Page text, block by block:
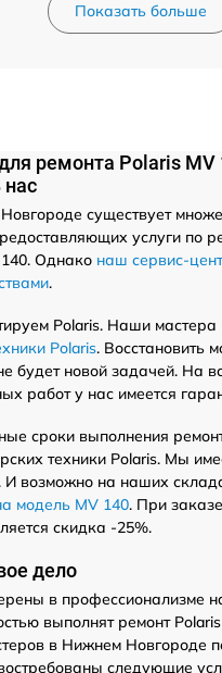
Показать больше
ремонта Polaris MV
нас
существует
услуги по
Однако наш сервис-
.
Polaris. Наши мастера
Polaris. Восстановить
будет новой задачей. На
работ у нас имеется
сроки выполнения
техники Polaris. Мы
И возможно на наших
модель MV 140. При
скидка -25%.
дело
в профессионализме
выполнят ремонт
в Нижнем Новгороде
следующие